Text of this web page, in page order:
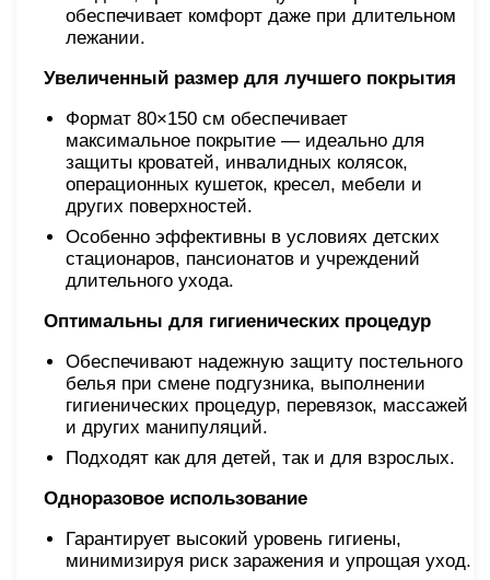
обеспечивает комфорт даже при длительном
лежании.
Увеличенный размер для лучшего покрытия
Формат 80×150 см обеспечивает
максимальное покрытие — идеально для
защиты кроватей, инвалидных колясок,
операционных кушеток, кресел, мебели и
других поверхностей.
Особенно эффективны в условиях детских
стационаров, пансионатов и учреждений
длительного ухода.
Оптимальны для гигиенических процедур
Обеспечивают надежную защиту постельного
белья при смене подгузника, выполнении
гигиенических процедур, перевязок, массажей
и других манипуляций.
Подходят как для детей, так и для взрослых.
Одноразовое использование
Гарантирует высокий уровень гигиены,
минимизируя риск заражения и упрощая уход.